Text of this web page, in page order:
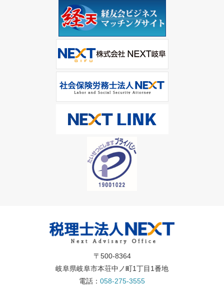
〒500-8364
岐阜県岐阜市本荘中ノ町1丁目1番地
電話： 058-275-3555